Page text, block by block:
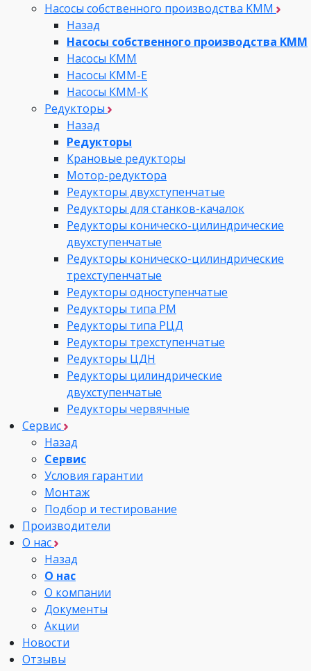
Насосы собственного производства KMM
Назад
Насосы собственного производства KMM
Насосы КММ
Насосы КММ-Е
Насосы КММ-К
Редукторы
Назад
Редукторы
Крановые редукторы
Мотор-редуктора
Редукторы двухступенчатые
Редукторы для станков-качалок
Редукторы коническо-цилиндрические
двухступенчатые
Редукторы коническо-цилиндрические
трехступенчатые
Редукторы одноступенчатые
Редукторы типа РМ
Редукторы типа РЦД
Редукторы трехступенчатые
Редукторы ЦДН
Редукторы цилиндрические
двухступенчатые
Редукторы червячные
Сервис
Назад
Сервис
Условия гарантии
Монтаж
Подбор и тестирование
Производители
О нас
Назад
О нас
О компании
Документы
Акции
Новости
Отзывы